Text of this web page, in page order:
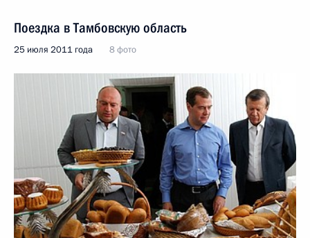
Поездка в Тамбовскую область
25 июля 2011 года 8 фото